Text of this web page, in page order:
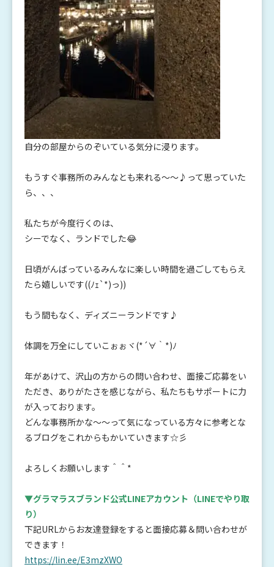
自分の部屋からのぞいている気分に浸ります。
もうすぐ事務所のみんなとも来れる～～♪って思っていた
ら、、、
私たちが今度行くのは、
シーでなく、ランドでした😂
日頃がんばっているみんなに楽しい時間を過ごしてもらえ
たら嬉しいです((ﾉｪ`*)っ))
もう間もなく、ディズニーランドです♪
体調を万全にしていこぉぉヾ(*´∀｀*)ﾉ
年があけて、沢山の方からの問い合わせ、面接ご応募をい
ただき、ありがたさを感じながら、私たちもサポートに力
が入っております。
どんな事務所かな～～って気になっている方々に参考とな
るブログをこれからもかいていきます☆彡
よろしくお願いします＾＾*
▼グラマラスブランド公式LINEアカウント （LINEでやり取
り）
下記URLからお友達登録をすると面接応募＆問い合わせが
できます！
https://lin.ee/E3mzXWO